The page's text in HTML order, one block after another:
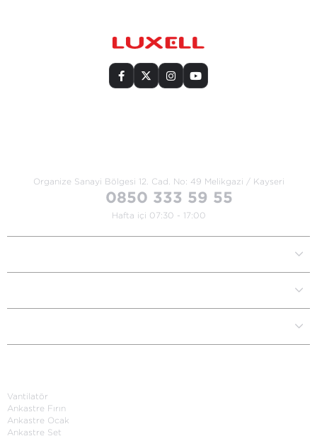
Organize Sanayi Bölgesi 12. Cad. No: 49 Melikgazi / Kayseri
0850 333 59 55
Hafta içi 07:30 - 17:00
Vantilatör
Ankastre Fırın
Ankastre Ocak
Ankastre Set